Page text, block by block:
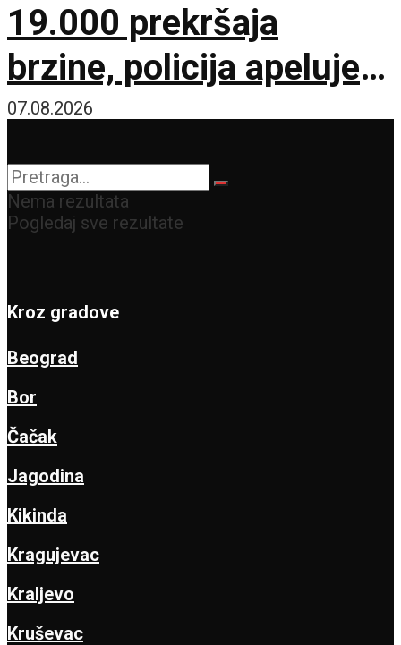
19.000 prekršaja
brzine, policija apeluje
na vozače pred burni
vikend
07.08.2026
Nema rezultata
Pogledaj sve rezultate
Kroz gradove
Beograd
Bor
Čačak
Jagodina
Kikinda
Kragujevac
Kraljevo
Kruševac